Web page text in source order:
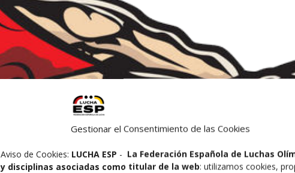
Gestionar el Consentimiento de las Cookies
Aviso de Cookies: LUCHA ESP - La Federación Española de Luchas
y disciplinas asociadas como titular de la web: utilizamos cookies,